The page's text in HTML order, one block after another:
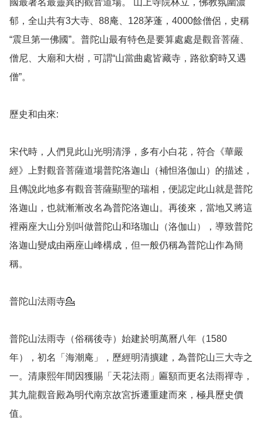
國最著名最靈異的觀音道場。 山上寺院林立，佛教氛圍濃
郁，全山共有3大寺、88庵、128茅蓬，4000餘僧侶，史稱
“震旦第一佛國”。普陀山最有特色是要算處處是觀音菩薩、
僧尼、大廟和大樹，可謂“山當曲處皆藏寺，路欲窮時又遇
僧”。
歷史和由來:
宋代時，人們見此山光明清淨，多有小白花，符合《華嚴
經》上對觀音菩薩道場普陀洛迦山（補怛洛伽山）的描述，
且傳說此地多有觀音菩薩顯聖的瑞相，便認定此山就是普陀
洛迦山，也就漸漸改名為普陀洛迦山。再後來，當地又將這
裡兩座大山分別叫做普陀山和珞珈山（洛伽山），導致普陀
洛迦山變成由兩座山峰構成，但一般仍稱為普陀山作為簡
稱。
普陀山法雨寺💁
普陀山法雨寺（俗稱後寺）始建於明萬曆八年（1580
年），初名「海潮庵」，歷經明清擴建，為普陀山三大寺之
一。清康熙年間因獲賜「天花法雨」匾額而更名法雨禪寺，
其九龍觀音殿為明代南京故宮拆遷重建而來，極具歷史價
值。